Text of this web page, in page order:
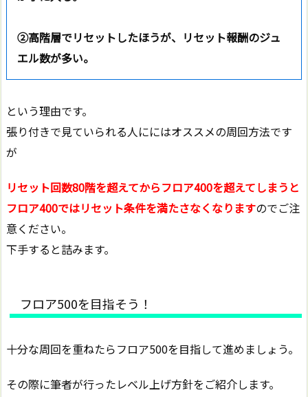
②高階層でリセットしたほうが、リセット報酬のジュ
エル数が多い。
という理由です。
張り付きで見ていられる人ににはオススメの周回方法です
が
リセット回数80階を超えてからフロア400を超えてしまうと
フロア400ではリセット条件を満たさなくなりますのでご注
意ください。
下手すると詰みます。
フロア500を目指そう！
十分な周回を重ねたらフロア500を目指して進めましょう。
その際に筆者が行ったレベル上げ方針をご紹介します。